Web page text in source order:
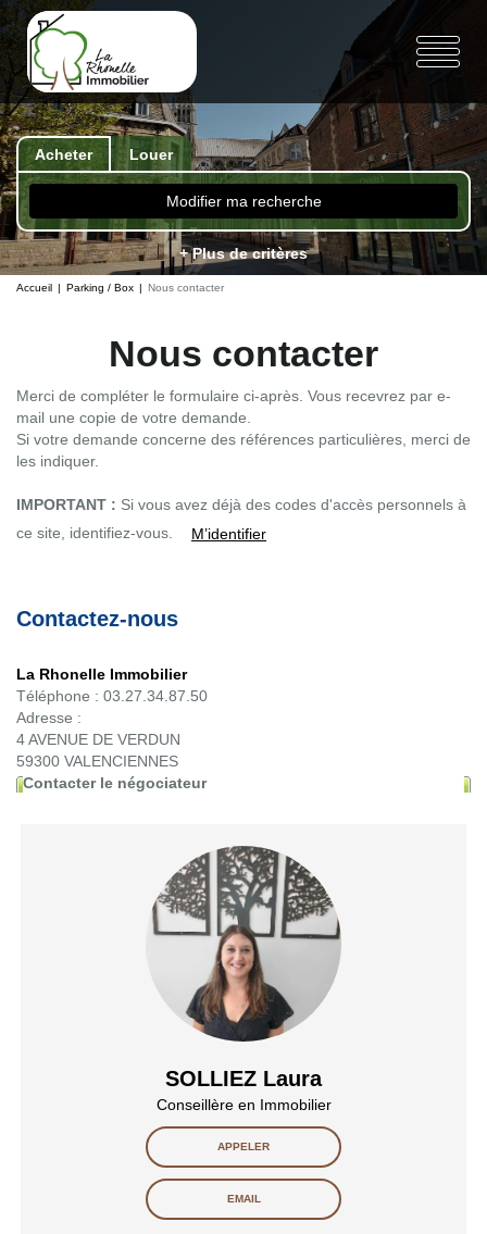
Acheter Louer
Modifier ma recherche
+ Plus de critères
Accueil Parking / Box Nous contacter
Nous contacter
Merci de compléter le formulaire ci-après. Vous recevrez par e-
mail une copie de votre demande.
Si votre demande concerne des références particulières, merci de
les indiquer.
IMPORTANT : Si vous avez déjà des codes d'accès personnels à
ce site, identifiez-vous.
M’identifier
Contactez-nous
La Rhonelle Immobilier
Téléphone : 03.27.34.87.50
Adresse :
4 AVENUE DE VERDUN
59300 VALENCIENNES
Contacter le négociateur
SOLLIEZ Laura
Conseillère en Immobilier
APPELER
EMAIL